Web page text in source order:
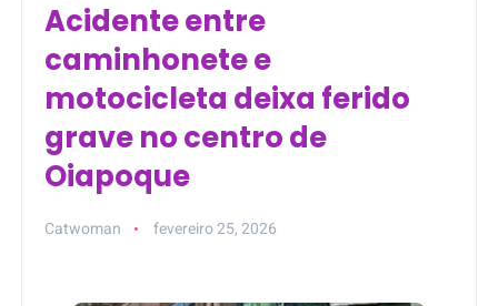
Oiapoque
Acidente entre
caminhonete e
motocicleta deixa ferido
grave no centro de
Oiapoque
Catwoman fevereiro 25, 2026